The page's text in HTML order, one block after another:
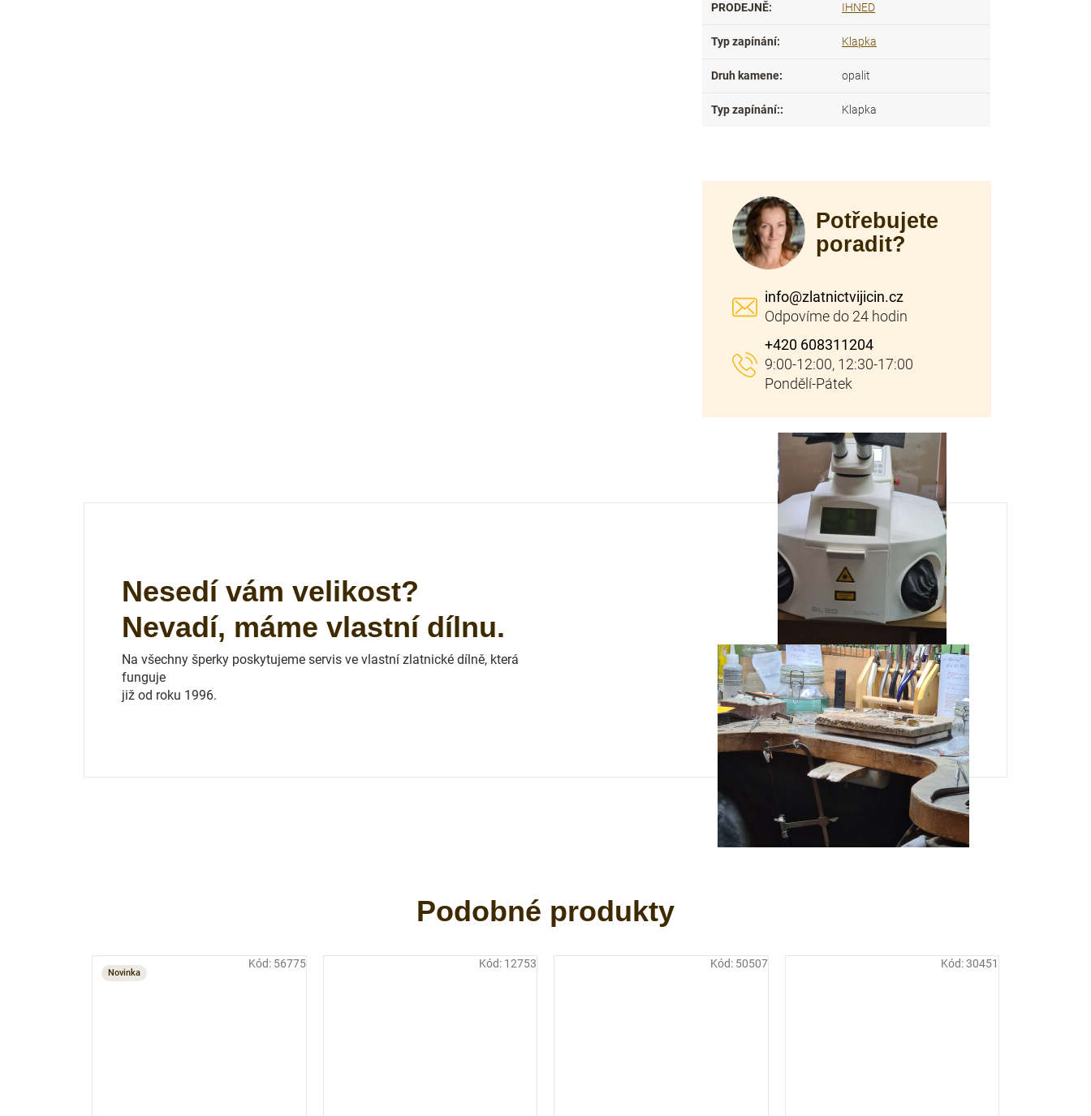
PRODEJNĚ:
IHNED
Typ zapínání: Klapka
Druh kamene: opalit
Typ zapínání:: Klapka
Potřebujete
poradit?
info@zlatnictvijicin.cz
+420 608311204
Novinka
Kód: 56775 Kód: 12753 Kód: 50507 Kód:30451
Nesedí vám velikost?
Nevadí, máme vlastní dílnu.
Na všechny šperky poskytujeme servis ve vlastní zlatnické dílně, která
funguje
již od roku 1996.